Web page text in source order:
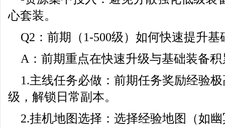
心套装。
Q2：前期（1-500级）如何快速提升基
A：前期重点在快速升级与基础装备积
1.主线任务必做：前期任务奖励经验
级，解锁日常副本。
2.挂机地图选择：选择经验地图（如